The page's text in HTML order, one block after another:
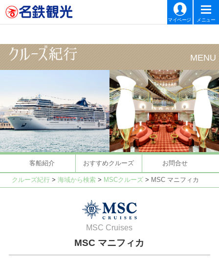
マイページ メニュー
客船紹介 おすすめクルーズ お問合せ
クルーズ紀行> 海域から検索> MSCクルーズ> MSC マニフィカ
MSC Cruises
MSC マニフィカ